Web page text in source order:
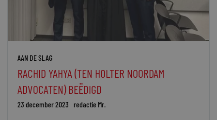
AAN DE SLAG
RACHID YAHYA (TEN HOLTER NOORDAM
ADVOCATEN) BEËDIGD
23 december 2023 redactie Mr.